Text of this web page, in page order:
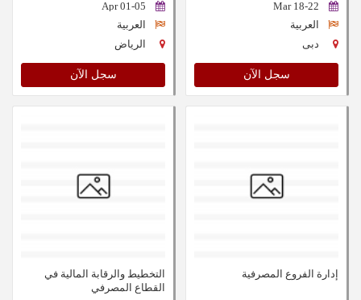
18-22 Mar
العربية
دبى
سجل الآن
01-05 Apr
العربية
الرياض
سجل الآن
إدارة الفروع المصرفية
التخطيط والرقابة المالية في
القطاع المصرفي